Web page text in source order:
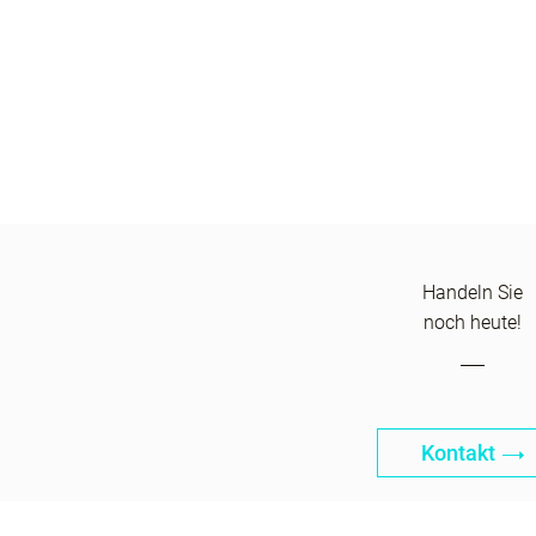
Handeln Sie
noch heute!
Kontakt